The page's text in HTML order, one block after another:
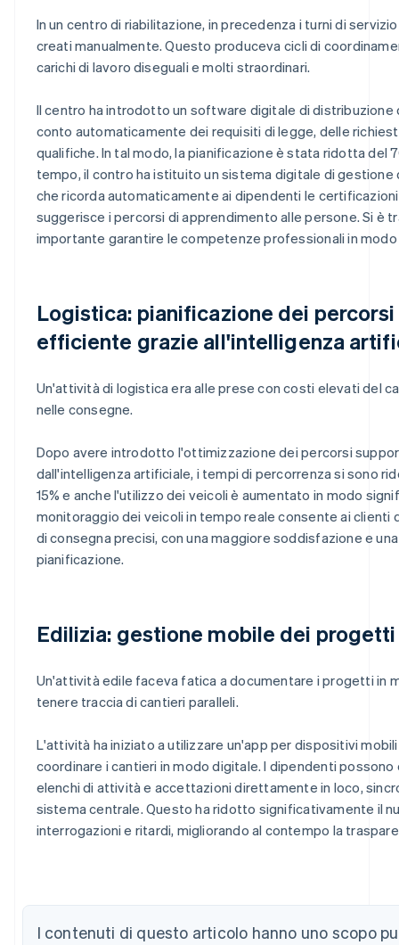
In un centro di riabilitazione, in precedenza i turni di
creati manualmente. Questo produceva cicli di
carichi di lavoro diseguali e molti straordinari.
Il centro ha introdotto un software digitale di distribuzione
conto automaticamente dei requisiti di legge, delle
qualifiche. In tal modo, la pianificazione è stata ridotta del
tempo, il contro ha istituito un sistema digitale di gestione
che ricorda automaticamente ai dipendenti le
suggerisce i percorsi di apprendimento alle persone. Si è
importante garantire le competenze professionali in
Logistica: pianificazione dei percorsi
efficiente grazie all'intelligenza
Un'attività di logistica era alle prese con costi elevati del
nelle consegne.
Dopo avere introdotto l'ottimizzazione dei percorsi
dall'intelligenza artificiale, i tempi di percorrenza si sono
15% e anche l'utilizzo dei veicoli è aumentato in modo
monitoraggio dei veicoli in tempo reale consente ai clienti
di consegna precisi, con una maggiore soddisfazione e
pianificazione.
Edilizia: gestione mobile dei progetti
Un'attività edile faceva fatica a documentare i progetti in
tenere traccia di cantieri paralleli.
L'attività ha iniziato a utilizzare un'app per dispositivi
coordinare i cantieri in modo digitale. I dipendenti possono
elenchi di attività e accettazioni direttamente in loco,
sistema centrale. Questo ha ridotto significativamente il
interrogazioni e ritardi, migliorando al contempo la
I contenuti di questo articolo hanno uno scopo
DeutschEnglish